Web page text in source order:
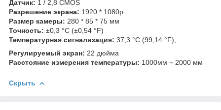
Датчик: 1 / 2,8 CMOS
Разрешение экрана: 1920 * 1080p
Размер камеры: 280 * 85 * 75 мм
Точность: ±0,3 °C (±0,54 °F)
Температурная сигнализация: 37,3 °C (99,14 °F),
Регулируемый экран: 22 дюйма
Расстояние измерения температуры: 1000мм ~ 2000 мм
Скрыть